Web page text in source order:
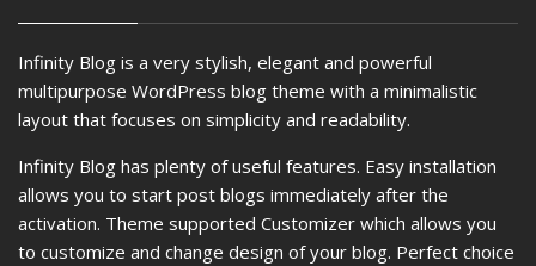
Infinity Blog is a very stylish, elegant and powerful
multipurpose WordPress blog theme with a minimalistic
layout that focuses on simplicity and readability.
Infinity Blog has plenty of useful features. Easy installation
allows you to start post blogs immediately after the
activation. Theme supported Customizer which allows you
to customize and change design of your blog. Perfect choice